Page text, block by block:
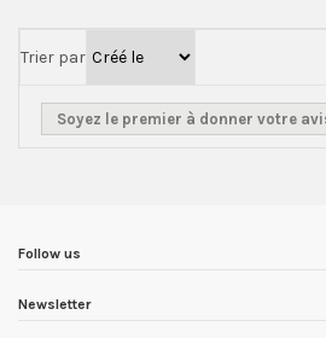
Trier par
Soyez le premier à donner votre
Follow us
Newsletter